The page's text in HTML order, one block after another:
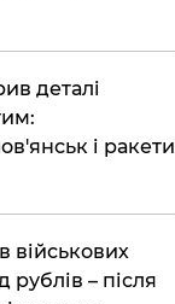
деталі
і ракети
військових
рублів – після